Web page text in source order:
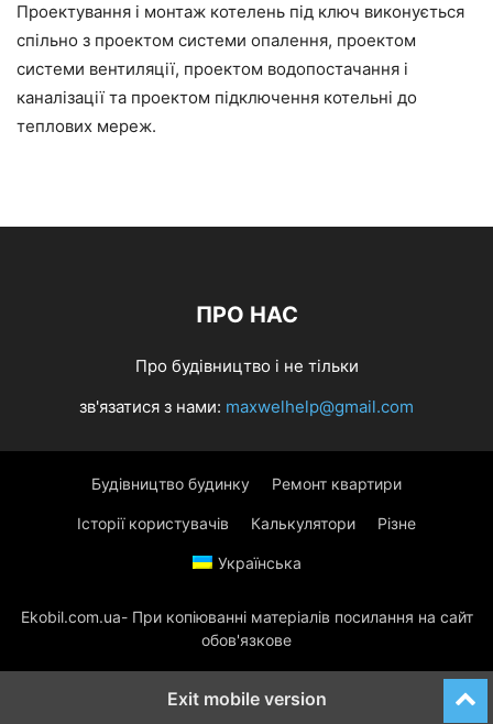
Проектування і монтаж котелень під ключ виконується
спільно з проектом системи опалення, проектом
системи вентиляції, проектом водопостачання і
каналізації та проектом підключення котельні до
теплових мереж.
ПРО НАС
Про будівництво і не тільки
зв'язатися з нами: maxwelhelp@gmail.com
Будівництво будинку Ремонт квартири
Історії користувачів Калькулятори Різне
Українська
Ekobil.com.ua- При копіюванні матеріалів посилання на сайт
обов'язкове
Exit mobile version